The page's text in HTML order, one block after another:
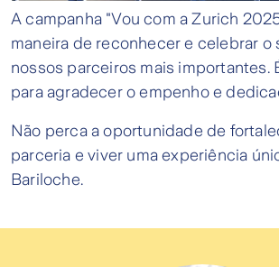
A campanha "Vou com a Zurich
maneira de reconhecer e celebrar o
nossos parceiros mais importantes.
para agradecer o empenho e
Não perca a oportunidade de
parceria e viver uma experiência
Bariloche.